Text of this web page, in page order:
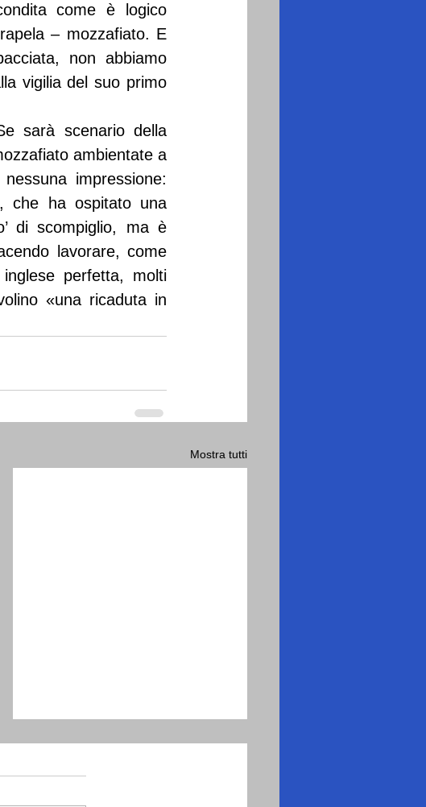
come è logico
– mozzafiato. E
non abbiamo
vigilia del suo primo
sarà scenario della
ambientate a
impressione:
che ha ospitato una
di scompiglio, ma è
lavorare, come
perfetta, molti
«una ricaduta in
Mostra tutti